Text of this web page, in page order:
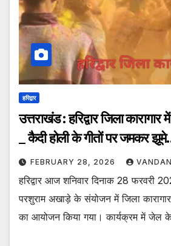
हरिद्वार
उत्तराखंड : हरिद्वार जिला
_ कैदी होली के गीतों पर जमकर
FEBRUARY 28, 2026
हरिद्वार आज शनिवार दिनाक 28 फरवरी
परशुराम अखाड़े के संयोजन में जिला
का आयोजन किया गया। कार्यक्रम में जेल